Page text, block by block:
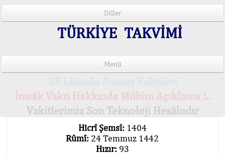
Diller
TÜRKİYE TAKVİMİ
Menü
İmsâk Vakti Hakkında Mühim Açıklama !..
Vakitlerimiz Son Teknoloji Hesâbıdır
Hicrî Şemsî: 1404
Rûmî: 24 Temmuz 1442
Hızır: 93